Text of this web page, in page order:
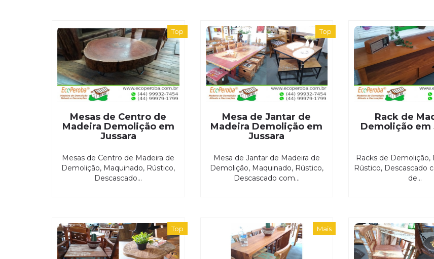
Mesas de Centro de
Madeira Demolição em
Jussara
Mesas de Centro de Madeira de
Demolição, Maquinado, Rústico,
Descascado...
Top
Mesa de Jantar de
Madeira Demolição em
Jussara
Mesa de Jantar de Madeira de
Demolição, Maquinado, Rústico,
Descascado com...
Top
Rack de
Demolição em
Racks de Demolição,
Rústico, Descascado
de...
Top Mais